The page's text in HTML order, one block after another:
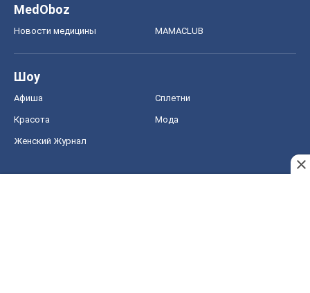
MedOboz
Новости медицины MAMACLUB
Шоу
Афиша Сплетни
Красота Мода
Женский Журнал